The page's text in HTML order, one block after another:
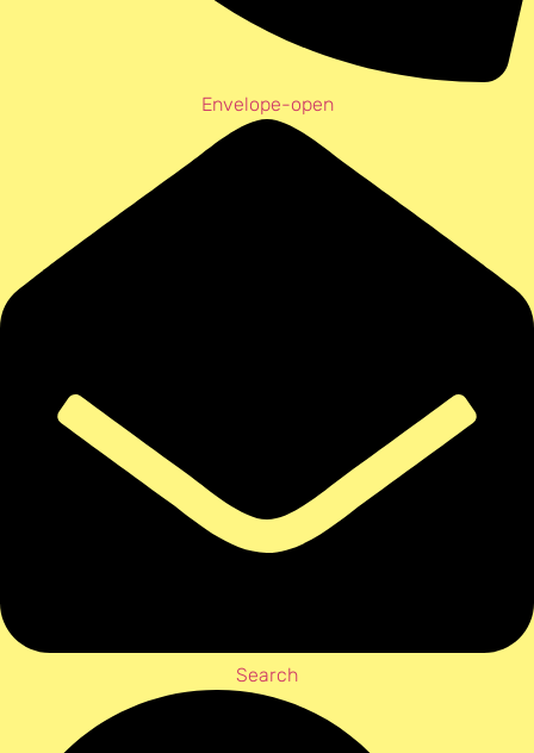
Envelope-open
Search